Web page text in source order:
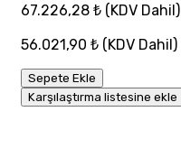
67.226,28 ₺ (KDV Dahil)
56.021,90 ₺ (KDV Dahil)
Sepete Ekle
Karşılaştırma listesine ekle